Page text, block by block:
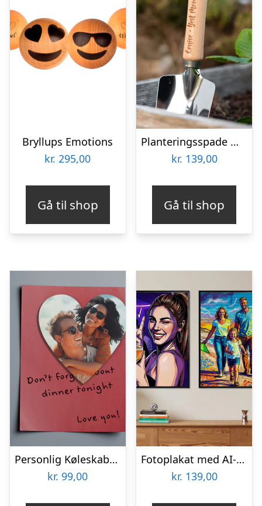
Bryllups Emotions
kr. 295,00
Gå til shop
Planteringsspade med Gravering
kr. 139,00
Gå til shop
Personlig Køleskabsmagnet med Foto – Hjerte
kr. 99,00
Fotoplakat med AI-tryk
kr. 139,00